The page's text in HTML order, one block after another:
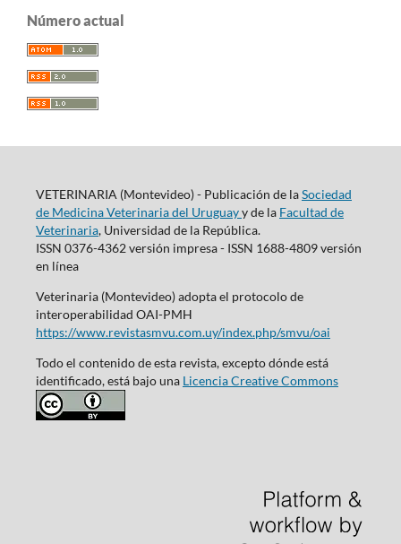
Número actual
VETERINARIA (Montevideo) - Publicación de laSociedad
de Medicina Veterinaria del Uruguayy de la Facultad de
Veterinaria, Universidad de la República.
ISSN 0376-4362 versión impresa - ISSN 1688-4809 versión
en línea
Veterinaria (Montevideo) adopta el protocolo de
interoperabilidad OAI-PMH
https://www.revistasmvu.com.uy/index.php/smvu/oai
Todo el contenido de esta revista, excepto dónde está
identificado, está bajo una Licencia Creative Commons